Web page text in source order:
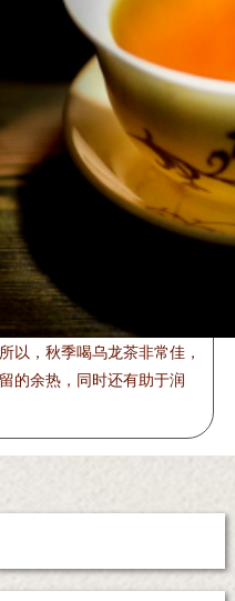
以，秋季喝乌龙茶非常佳，
的余热，同时还有助于润